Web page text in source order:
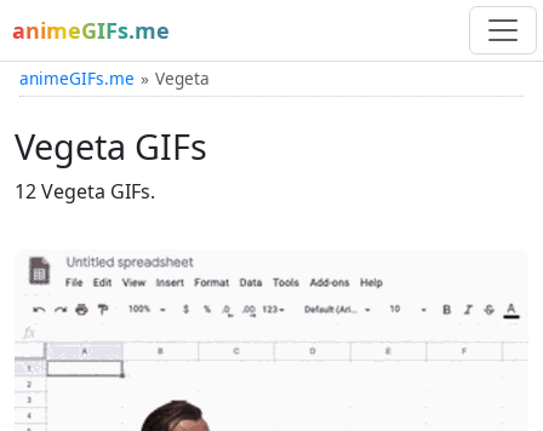
animeGIFs.me
animeGIFs.me Vegeta
Vegeta GIFs
12 Vegeta GIFs.